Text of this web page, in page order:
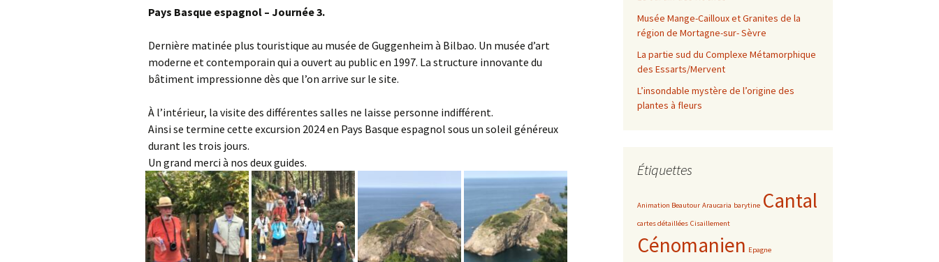
Pays Basque espagnol – Journée 3.
Dernière matinée plus touristique au musée de Guggenheim à Bilbao. Un musée d’art
moderne et contemporain qui a ouvert au public en 1997. La structure innovante du
bâtiment impressionne dès que l’on arrive sur le site.
À l’intérieur, la visite des différentes salles ne laisse personne indifférent.
Ainsi se termine cette excursion 2024 en Pays Basque espagnol sous un soleil généreux
durant les trois jours.
Un grand merci à nos deux guides.
Musée Mange-Cailloux et Granites de la
région de Mortagne-sur- Sèvre
La partie sud du Complexe Métamorphique
des Essarts/Mervent
L’insondable mystère de l’origine des
plantes à fleurs
Étiquettes
Animation Beautour Araucaria barytine Cantal
cartes détaillées Cisaillement
Cénomanien Epagne